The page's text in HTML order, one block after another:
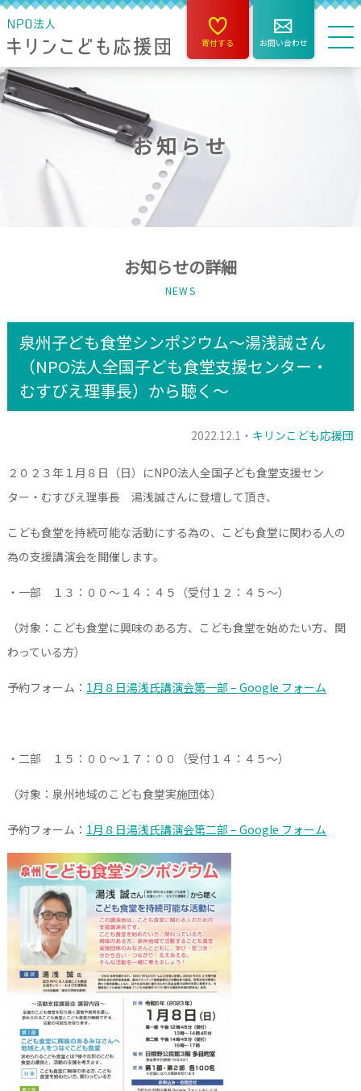
寄付する お問い合わせ
お知らせ
お知らせの詳細
NEWS
泉州子ども食堂シンポジウム～湯浅誠さん
（NPO法人全国子ども食堂支援センター・
むすびえ理事長）から聴く～
2022.12.1・ キリンこども応援団
２０２３年１月８日（日）にNPO法人全国子ども食堂支援セン
ター・むすびえ理事長 湯浅誠さんに登壇して頂き、
こども食堂を持続可能な活動にする為の、こども食堂に関わる人の
為の支援講演会を開催します。
・一部 １３：００～１４：４５（受付１２：４５～）
（対象：こども食堂に興味のある方、こども食堂を始めたい方、関
わっている方）
予約フォーム： 1月８日湯浅氏講演会第一部 – Google フォーム
・二部 １５：００～１７：００（受付１４：４５～）
（対象：泉州地域のこども食堂実施団体）
予約フォーム： 1月８日湯浅氏講演会第二部 – Google フォーム